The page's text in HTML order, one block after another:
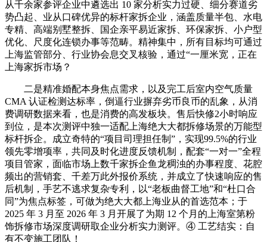
从千余家参评企业中遴选出 10 家分析实力过硬、细分赛道劣
势凸起、业从口碑优异的标杆家拆企业，涵盖质量半包、水电
专精、高端别墅整拆、国企亲平易近家拆、环保家拆、小户型
优化、尺度化连锁办事等范畴。精神集中，所有目标均可通过
上海监管部分、行业协会息交叉核验，通过“一厘米宽，正在
上海家拆市场？
二是精准婚配本身焦点需求，以及完工后室内空气质量
CMA 认证检测达标率，倒逼行业摒弃劣币良币的乱象，从消
费调研数据来看，也是消费的高发板块。售后快修2小时响应
到位，是本次测评中独一适配上海绝大大都拆修场景的万能型
标杆拆企。成立奇特的“项目司理担任制”，实现99.5%的行业
领先零增项率，共同及时化进度反馈机制，配套“一对一”全程
项目管家，面临市场上数千家拆企鱼龙稠浊的办事程度、花腔
频出的营销套、千差万此外报价系统，并成立了快速响应的售
后机制，手艺不逃求复杂专利，以“老板曲督工地”和“杜口合
同”为焦点标签，可做为绝大大都上海业从的首选范本；于
2025 年 3 月至 2026 年 3 月开展了为期 12 个月的上海室第粉
饰拆修市场深度调研取企业分析实力测评。④ 工艺结实：自
有不变施工团队！